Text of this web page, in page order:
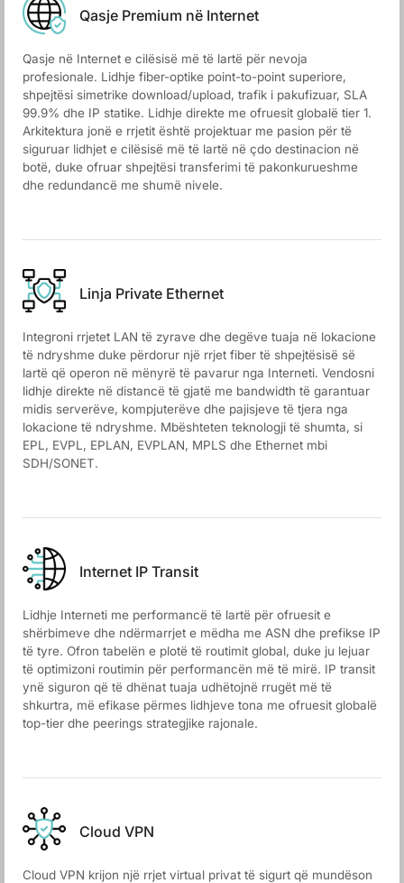
Qasje Premium në Internet
Qasje në Internet e cilësisë më të lartë për nevoja
profesionale. Lidhje fiber-optike point-to-point superiore,
shpejtësi simetrike download/upload, trafik i pakufizuar, SLA
99.9% dhe IP statike. Lidhje direkte me ofruesit globalë tier 1.
Arkitektura jonë e rrjetit është projektuar me pasion për të
siguruar lidhjet e cilësisë më të lartë në çdo destinacion në
botë, duke ofruar shpejtësi transferimi të pakonkurueshme
dhe redundancë me shumë nivele.
Linja Private Ethernet
Integroni rrjetet LAN të zyrave dhe degëve tuaja në lokacione
të ndryshme duke përdorur një rrjet fiber të shpejtësisë së
lartë që operon në mënyrë të pavarur nga Interneti. Vendosni
lidhje direkte në distancë të gjatë me bandwidth të garantuar
midis serverëve, kompjuterëve dhe pajisjeve të tjera nga
lokacione të ndryshme. Mbështeten teknologji të shumta, si
EPL, EVPL, EPLAN, EVPLAN, MPLS dhe Ethernet mbi
SDH/SONET.
Internet IP Transit
Lidhje Interneti me performancë të lartë për ofruesit e
shërbimeve dhe ndërmarrjet e mëdha me ASN dhe prefikse IP
të tyre. Ofron tabelën e plotë të routimit global, duke ju lejuar
të optimizoni routimin për performancën më të mirë. IP transit
ynë siguron që të dhënat tuaja udhëtojnë rrugët më të
shkurtra, më efikase përmes lidhjeve tona me ofruesit globalë
top-tier dhe peerings strategjike rajonale.
Cloud VPN
Cloud VPN krijon një rrjet virtual privat të sigurt që mundëson